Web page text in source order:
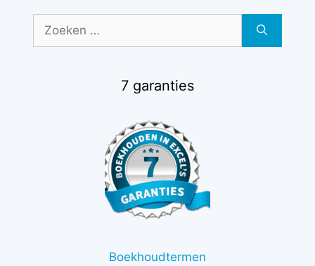
naar:
7 garanties
Boekhoudtermen